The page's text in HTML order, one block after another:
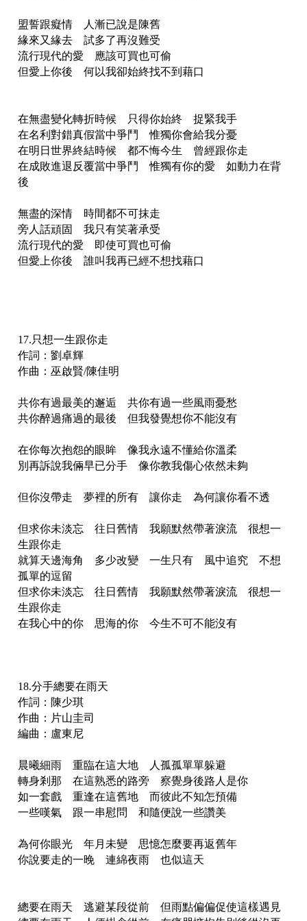
盟誓跟癡情 人漸已說是陳舊
緣來又緣去 試多了再沒難受
流行現代的愛 應該可買也可偷
但愛上你後 何以我卻始終找不到藉口
在無盡變化轉折時候 只得你始終 捉緊我手
在名利對錯真假當中爭鬥 惟獨你會給我分憂
在明日世界終結時候 都不悔今生 曾經跟你走
在成敗進退反覆當中爭鬥 惟獨有你的愛 如動力在背
後
無盡的深情 時間都不可抹走
旁人話頑固 我只有笑著承受
流行現代的愛 即使可買也可偷
但愛上你後 誰叫我再已經不想找藉口
17.只想一生跟你走
作詞：劉卓輝
作曲：巫啟賢/陳佳明
共你有過最美的邂逅 共你有過一些風雨憂愁
共你醉過痛過的最後 但我發覺想你不能沒有
在你每次抱怨的眼眸 像我永遠不懂給你溫柔
別再訴說我倆早已分手 像你教我傷心依然未夠
但你沒帶走 夢裡的所有 讓你走 為何讓你看不透
但求你未淡忘 往日舊情 我願默然帶著淚流 很想一
生跟你走
就算天邊海角 多少改變 一生只有 風中追究 不想
孤單的逗留
但求你未淡忘 往日舊情 我願默然帶著淚流 很想一
生跟你走
在我心中的你 思海的你 今生不可不能沒有
18.分手總要在雨天
作詞：陳少琪
作曲：片山圭司
編曲：盧東尼
晨曦細雨 重臨在這大地 人孤孤單單躲避
轉身剎那 在這熟悉的路旁 察覺身後路人是你
如一套戲 重逢在這舊地 而彼此不知怎預備
一些嘆氣 跟一串慰問 和隨便說一些讚美
為何你眼光 年月未變 思憶怎麼要再返舊年
你說要走的一晚 連綿夜雨 也似這天
總要在雨天 逃避某段從前 但雨點偏偏促使這樣遇見